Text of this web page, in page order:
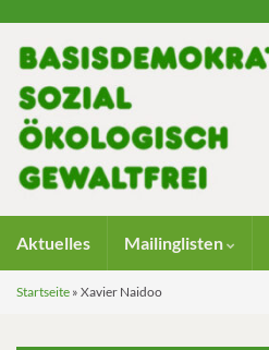
Aktuelles Mailinglisten
Startseite » Xavier Naidoo